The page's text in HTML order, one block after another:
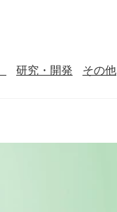
研究・開発 その他